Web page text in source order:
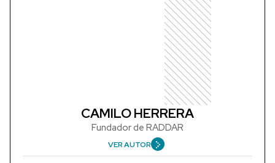
CAMILO HERRERA
Fundador de RADDAR
VER AUTOR